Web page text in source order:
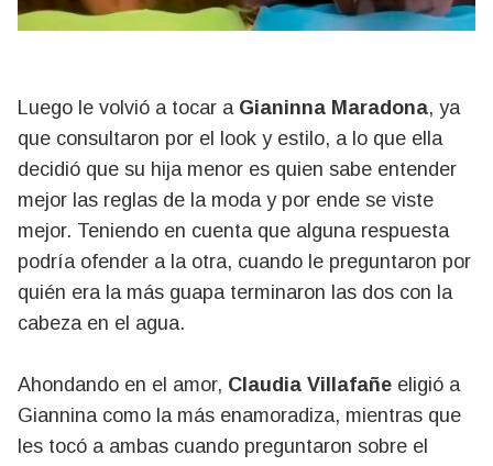
Luego le volvió a tocar a Gianinna Maradona, ya
que consultaron por el look y estilo, a lo que ella
decidió que su hija menor es quien sabe entender
mejor las reglas de la moda y por ende se viste
mejor. Teniendo en cuenta que alguna respuesta
podría ofender a la otra, cuando le preguntaron por
quién era la más guapa terminaron las dos con la
cabeza en el agua.
Ahondando en el amor, Claudia Villafañe eligió a
Giannina como la más enamoradiza, mientras que
les tocó a ambas cuando preguntaron sobre el